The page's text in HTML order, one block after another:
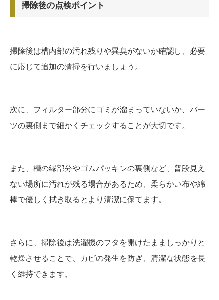
掃除後の点検ポイント
掃除後は槽内部の汚れ残りや異臭がないか確認し、必要
に応じて追加の清掃を行いましょう。
次に、フィルター部分にゴミが溜まっていないか、パー
ツの裏側まで細かくチェックすることが大切です。
また、槽の縁部分やゴムパッキンの裏側など、普段見え
ない場所に汚れが残る場合があるため、柔らかい布や綿
棒で優しく拭き取るとより清潔に保てます。
さらに、掃除後は洗濯機のフタを開けたまましっかりと
乾燥させることで、カビの発生を防ぎ、清潔な状態を長
く維持できます。